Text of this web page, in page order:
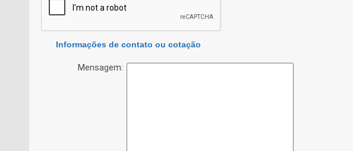
Informações de contato ou cotação
Mensagem: